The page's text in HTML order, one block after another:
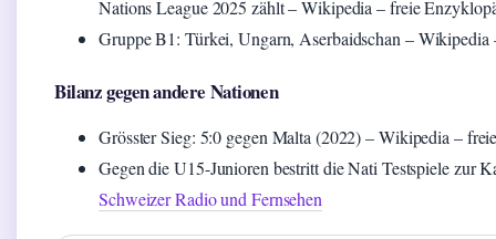
Nations League 2025 zählt – Wikipedia – freie
Gruppe B1: Türkei, Ungarn, Aserbaidschan –
Bilanz gegen andere Nationen
Grösster Sieg: 5:0 gegen Malta (2022) – Wikipedia –
Gegen die U15-Junioren bestritt die Nati Testspiele zur
Schweizer Radio und Fernsehen